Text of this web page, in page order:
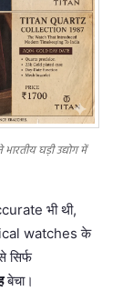
घड़ी उद्योग में
भी थी,
watches के
सिर्फ
बेचा।